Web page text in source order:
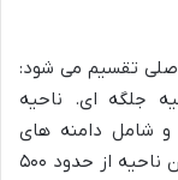
تقسیم می شود:
جلگه ای. ناحیه
و شامل دامنه های
شمالی رشته کوه البرز شرقی است. ارتفاع در این ناحیه از حدود ۵۰۰